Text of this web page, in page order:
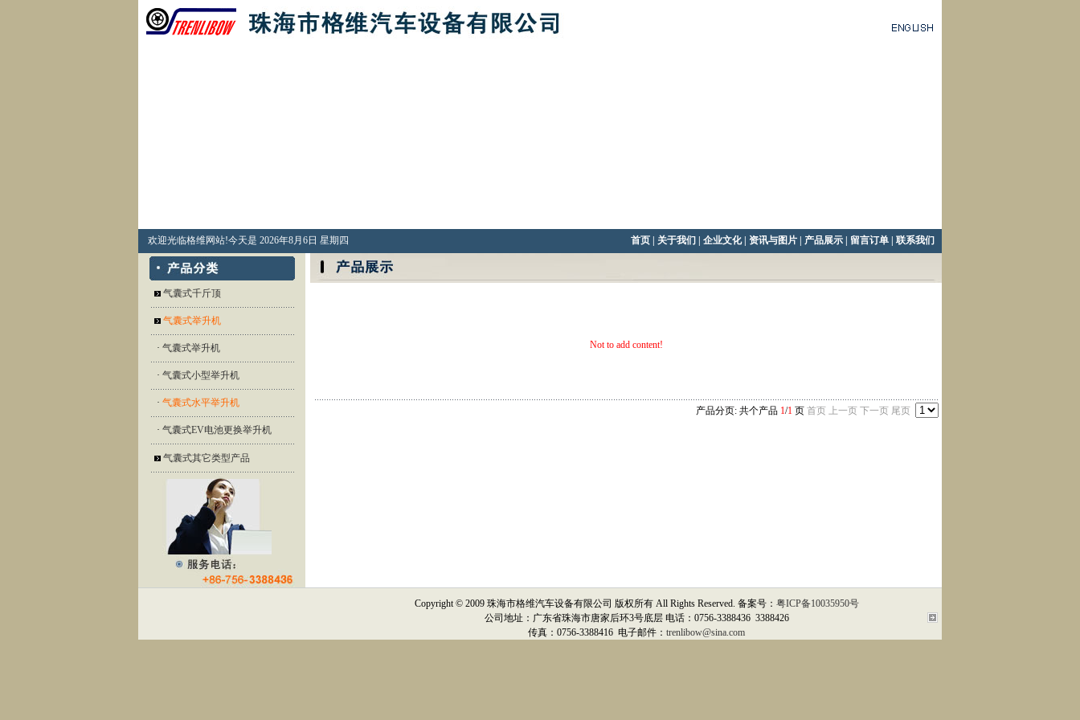
欢迎光临格维网站!今天是 2026年8月 6日 星期四 首页 关于我们 企业文化| 资讯与图片 产品展示 留言订单 联系我们
气囊式千斤顶
气囊式举升机
· 气囊式举升机
· 气囊式小型举升机
· 气囊式水平举升机
· 气囊式EV电池更换举升机
气囊式其它类型产品
Not to add content!
产品分页: 共个产品 1/1 页 首页 上一页 下一页 尾页
Copyright © 2009 珠海市格维汽车设备有限公司 版权所有 All Rights Reserved. 备案号： 粤ICP备10035950号
公司地址： 广东省珠海市唐家后环3号底层电话： 0756-3388436 3388426
传真：0756-3388416 电子邮件： trenlibow@sina.com